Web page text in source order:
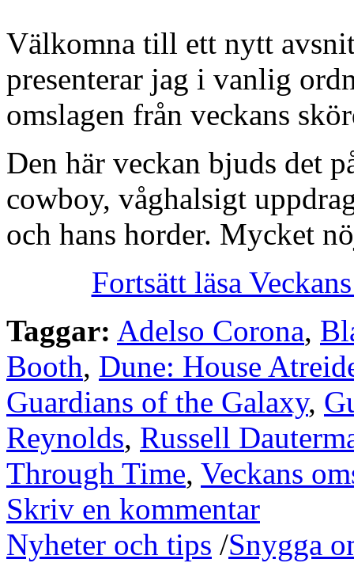
Välkomna till ett nytt
presenterar jag i vanlig
omslagen från veckans
Den här veckan bjuds det
cowboy, våghalsigt
och hans horder. Mycket
Fortsätt läsa
Taggar: Adelso Corona,
Booth, Dune: House
Guardians of the Galaxy,
Reynolds, Russell
Through Time, Veckans
Skriv en kommentar
Nyheter och tips /Snygga